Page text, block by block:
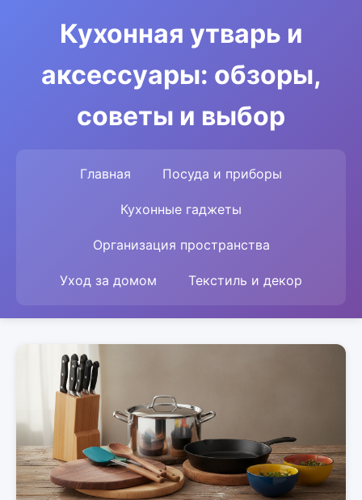
Кухонная утварь и
аксессуары: обзоры,
советы и выбор
Главная Посуда и приборы
Кухонные гаджеты
Организация пространства
Уход за домом Текстиль и декор